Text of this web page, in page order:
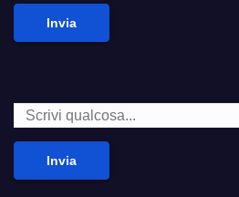
Invia
Invia